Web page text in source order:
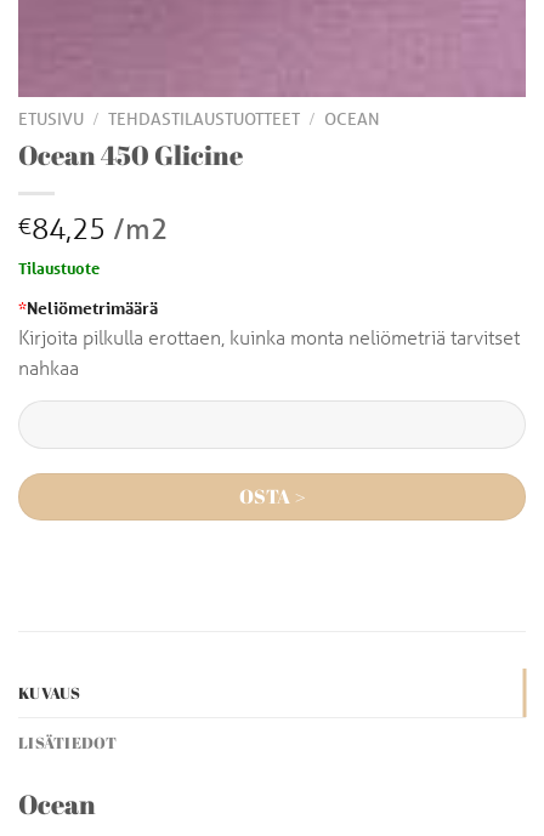
ETUSIVU / TEHDASTILAUSTUOTTEET / OCEAN
Ocean 450 Glicine
€84,25 /m2
Tilaustuote
*Neliömetrimäärä
Kirjoita pilkulla erottaen, kuinka monta neliömetriä tarvitset
nahkaa
OSTA >
KUVAUS
LISÄTIEDOT
Ocean